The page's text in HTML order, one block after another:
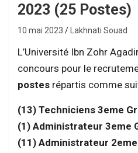
2023 (25 Postes)
10 mai 2023 Lakhnati Souad
L’Université Ibn Zohr
concours pour le
postes répartis comme
(13) Techniciens 3eme
(1) Administrateur 3eme
(11) Administrateur